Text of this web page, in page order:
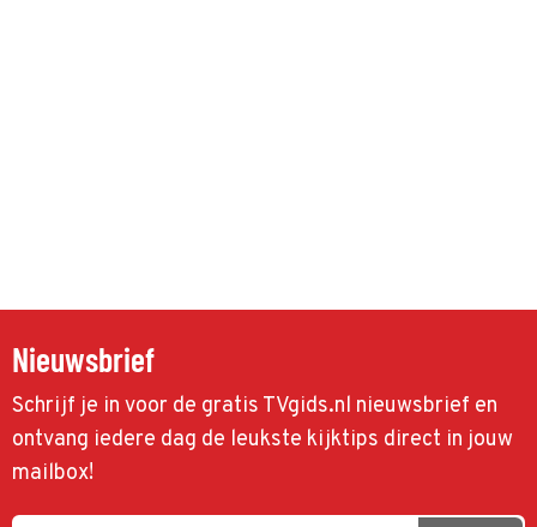
Nieuwsbrief
Schrijf je in voor de gratis TVgids.nl nieuwsbrief en
ontvang iedere dag de leukste kijktips direct in jouw
mailbox!